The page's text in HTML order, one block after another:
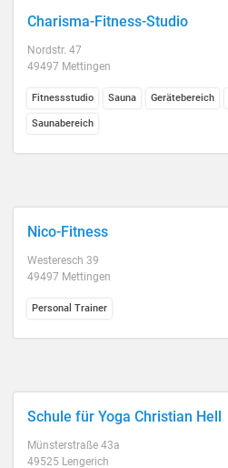
Charisma-Fitness-Studio
Nordstr. 47
49497 Mettingen
Fitnessstudio Sauna Gerätebereich
Saunabereich
Nico-Fitness
Westeresch 39
49497 Mettingen
Personal Trainer
Schule für Yoga Christian Hell
Münsterstraße 43a
49525 Lengerich